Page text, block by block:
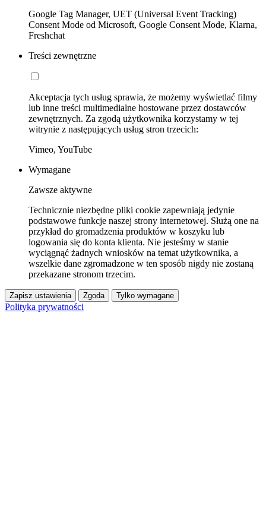
Google Tag Manager, UET (Universal Event Tracking)
Consent Mode od Microsoft, Google Consent Mode, Klarna,
Freshchat
Treści zewnętrzne
Akceptacja tych usług sprawia, że możemy wyświetlać filmy
lub inne treści multimedialne hostowane przez dostawców
zewnętrznych. Za zgodą użytkownika korzystamy w tej
witrynie z następujących usług stron trzecich:
Vimeo, YouTube
Wymagane
Zawsze aktywne
Technicznie niezbędne pliki cookie zapewniają jedynie
podstawowe funkcje naszej strony internetowej. Służą one na
przykład do gromadzenia produktów w koszyku lub
logowania się do konta klienta. Nie jesteśmy w stanie
wyciągnąć żadnych wniosków na temat użytkownika, a
wszelkie dane zgromadzone w ten sposób nigdy nie zostaną
przekazane stronom trzecim.
Zapisz ustawienia Zgoda Tylko wymagane
Polityka prywatności